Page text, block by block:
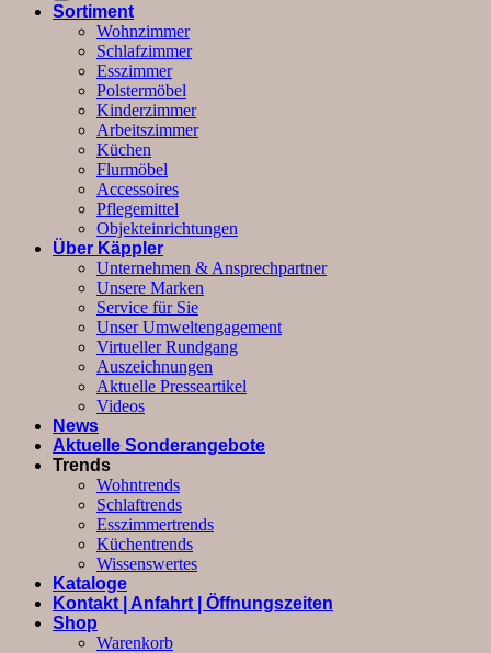
Sortiment
Wohnzimmer
Schlafzimmer
Esszimmer
Polstermöbel
Kinderzimmer
Arbeitszimmer
Küchen
Flurmöbel
Accessoires
Pflegemittel
Objekteinrichtungen
Über Käppler
Unternehmen & Ansprechpartner
Unsere Marken
Service für Sie
Unser Umweltengagement
Virtueller Rundgang
Auszeichnungen
Aktuelle Presseartikel
Videos
News
Aktuelle Sonderangebote
Trends
Wohntrends
Schlaftrends
Esszimmertrends
Küchentrends
Wissenswertes
Kataloge
Kontakt | Anfahrt | Öffnungszeiten
Shop
Warenkorb